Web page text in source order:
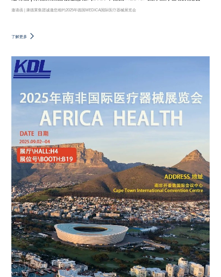
邀请函 | 康德莱集团诚邀您相约2025年德国MEDICA国际医疗器械展览会
了解更多